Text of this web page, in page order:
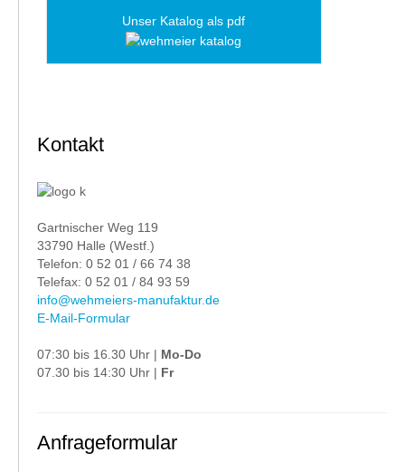
Unser Katalog als pdf
Kontakt
Gartnischer Weg 119
33790 Halle (Westf.)
Telefon: 0 52 01 / 66 74 38
Telefax: 0 52 01 / 84 93 59
info@wehmeiers-manufaktur.de
E-Mail-Formular
07:30 bis 16.30 Uhr | Mo-Do
07.30 bis 14:30 Uhr | Fr
Anfrageformular